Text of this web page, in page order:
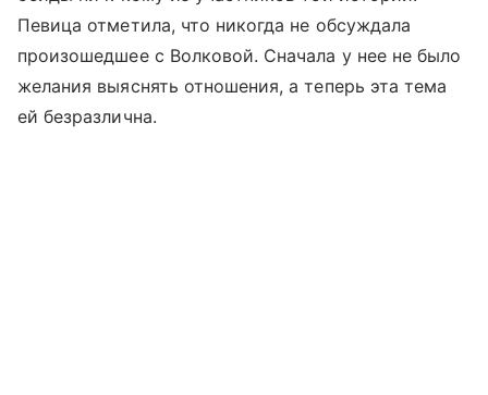
Певица отметила, что никогда не обсуждала
произошедшее с Волковой. Сначала у нее не было
желания выяснять отношения, а теперь эта тема
ей безразлична.